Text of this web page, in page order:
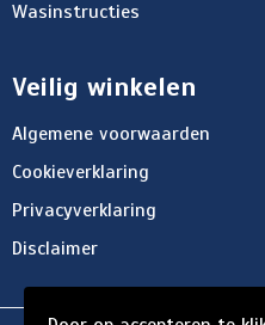
Wasinstructies
Veilig winkelen
Algemene voorwaarden
Cookieverklaring
Privacyverklaring
Disclaimer